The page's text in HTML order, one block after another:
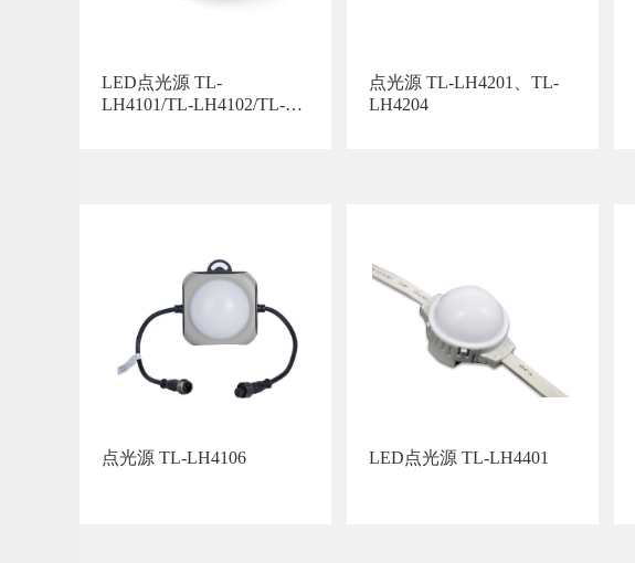
LED点光源 TL-
LH4101/TL-LH4102/TL-
点光源 TL-LH4201、TL-
LH4204
点光源 TL-LH4106 LED点光源 TL-LH4401